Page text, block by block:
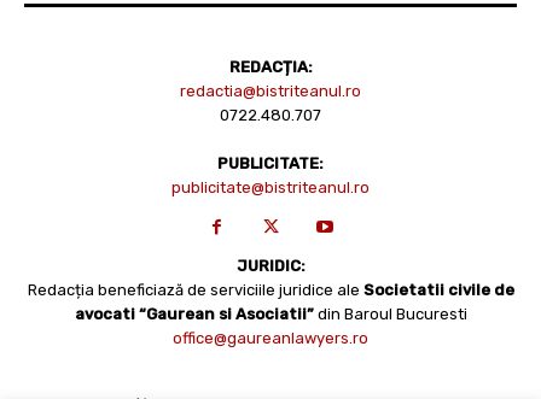
REDACȚIA:
redactia@bistriteanul.ro
0722.480.707
PUBLICITATE:
publicitate@bistriteanul.ro
JURIDIC:
Redacția beneficiază de serviciile juridice ale Societatii civile de
avocati “Gaurean si Asociatii” din Baroul Bucuresti
office@gaureanlawyers.ro